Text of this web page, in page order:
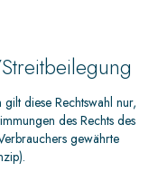
diese Rechtswahl nur,
des Rechts des
gewährte